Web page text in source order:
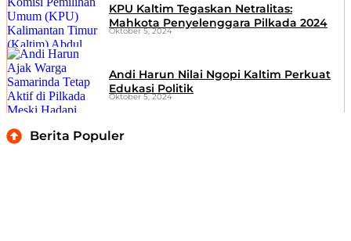
KPU Kaltim Tegaskan Netralitas:
Mahkota Penyelenggara Pilkada 2024
Oktober 5, 2024
Andi Harun Nilai Ngopi Kaltim Perkuat
Edukasi Politik
Oktober 5, 2024
Berita Populer